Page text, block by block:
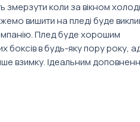
змерзути коли за вікном
вишити на пледі буде
Плед буде хорошим
боксів в будь-яку пору року,
взимку. Ідеальним